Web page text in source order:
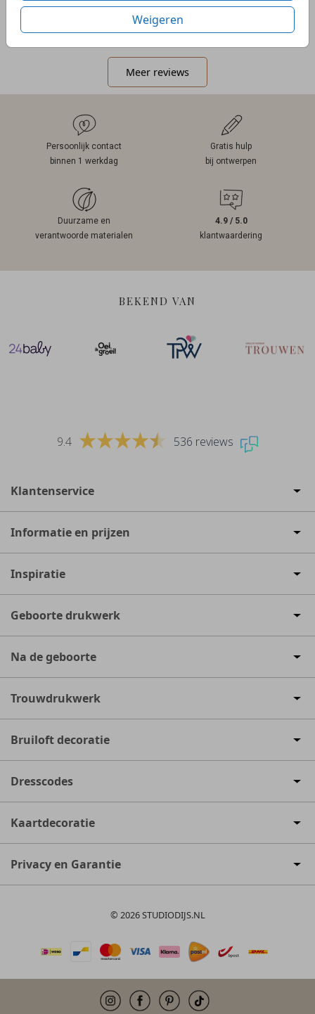
Weigeren
-
Meer reviews
Persoonlijk contact
binnen 1 werkdag
Gratis hulp
bij ontwerpen
Duurzame en
verantwoorde materialen
4.9 / 5.0
klantwaardering
BEKEND VAN
9.4 536 reviews
Klantenservice
Informatie en prijzen
Inspiratie
Geboorte drukwerk
Na de geboorte
Trouwdrukwerk
Bruiloft decoratie
Dresscodes
Kaartdecoratie
Privacy en Garantie
© 2026 STUDIODIJS.NL